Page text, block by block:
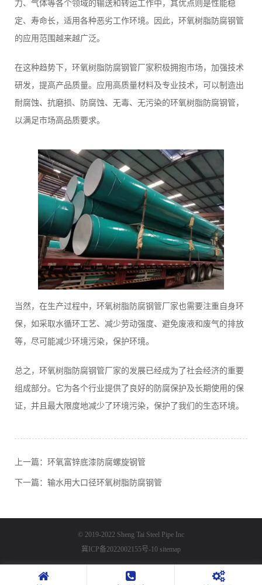
力、气体等各个领域的输送和转运工作中，其优点则是性能稳
定、寿命长，适用各种恶劣工作环境。因此，环氧树脂防腐钢管
的应用范围越来越广泛。
在这种趋势下，环氧树脂防腐钢管厂家积极拥抱市场，加强技术
研发，提高产品质量。应用高质量材料及专业技术，可以制造出
耐腐蚀、抗磨损、防腐蚀、无毒、无污染的环氧树脂防腐钢管，
以满足市场高品质要求。
当然，在生产过程中，环氧树脂防腐钢管厂家也需要注重自身环
保，如采取水循环工艺、减少劳动强度、避免废液和废气的排放
等，尽可能减少环境污染，保护环境。
总之，环氧树脂防腐钢管厂家的发展已经成为了社会经济的重要
组成部分。它为各个行业提供了良好的防腐保护及长期使用的保
证，并且最大限度地减少了环境污染，保护了我们的生态环境。
上一篇： 环氧富锌底漆防腐螺旋钢管
下一篇： 输水用大口径环氧树脂防腐钢管
© 2019-2022 Sheng Tai Steel Pipe Inc
冀ICP备2022002155号-10 sitemap